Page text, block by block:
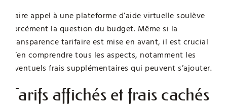
Faire appel à une plateforme d’aide virtuelle soulève
forcément la question du budget. Même si la
transparence tarifaire est mise en avant, il est crucial
d’en comprendre tous les aspects, notamment les
éventuels frais supplémentaires qui peuvent s’ajouter.
Tarifs affichés et frais cachés